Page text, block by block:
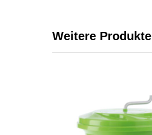
Weitere Produkte